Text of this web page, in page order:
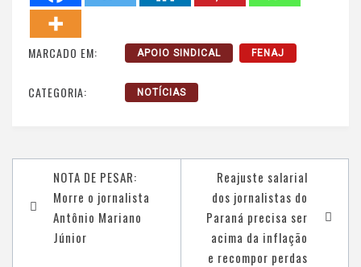
MARCADO EM: APOIO SINDICAL FENAJ
CATEGORIA: NOTÍCIAS
Navegação
de
Post
NOTA DE PESAR:
Morre o jornalista
Antônio Mariano
Júnior
Reajuste salarial
dos jornalistas do
Paraná precisa ser
acima da inflação
e recompor perdas